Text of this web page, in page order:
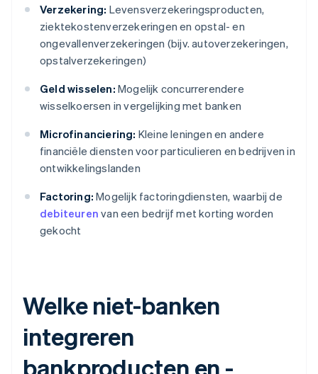
Verzekering: Levensverzekeringsproducten,
ziektekostenverzekeringen en opstal- en
ongevallenverzekeringen (bijv. autoverzekeringen,
opstalverzekeringen)
Geld wisselen: Mogelijk concurrerendere
wisselkoersen in vergelijking met banken
Microfinanciering: Kleine leningen en andere
financiële diensten voor particulieren en bedrijven in
ontwikkelingslanden
Factoring: Mogelijk factoringdiensten, waarbij de
debiteuren van een bedrijf met korting worden
gekocht
Welke niet-banken
integreren
bankproducten en -